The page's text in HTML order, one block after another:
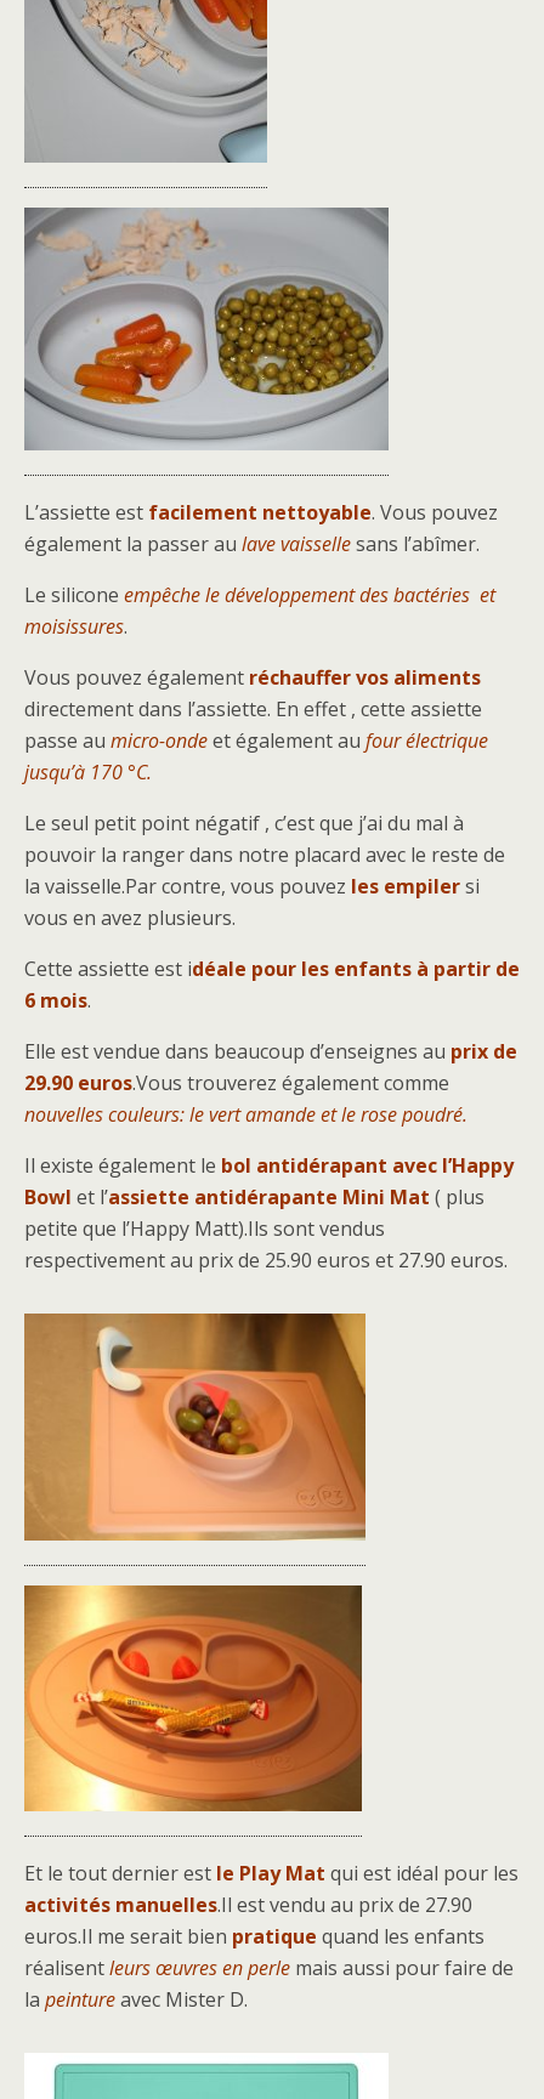
L’assiette est facilement nettoyable. Vous pouvez
également la passer au lave vaissellesans l’abîmer.
Le silicone empêche le développement des bactéries et
moisissures.
Vous pouvez également réchauffer vos aliments
directement dans l’assiette. En effet , cette assiette
passe au micro-ondeet également au four électrique
jusqu’à 170 °C.
Le seul petit point négatif , c’est que j’ai du mal à
pouvoir la ranger dans notre placard avec le reste de
la vaisselle.Par contre, vous pouvez les empilersi
vous en avez plusieurs.
Cette assiette est idéale pour les enfants à partir de
6 mois.
Elle est vendue dans beaucoup d’enseignes au prix de
29.90 euros.Vous trouverez également comme
nouvelles couleurs: le vert amande et le rose poudré.
Il existe également le bol antidérapant avec l’Happy
Bowl et l’assiette antidérapante Mini Mat ( plus
petite que l’Happy Matt).Ils sont vendus
respectivement au prix de 25.90 euros et 27.90 euros.
Et le tout dernier est le Play Mat qui est idéal pour les
activités manuelles.Il est vendu au prix de 27.90
euros.Il me serait bien pratique quand les enfants
réalisentleurs œuvres en perle mais aussi pour faire de
la peintureavec Mister D.